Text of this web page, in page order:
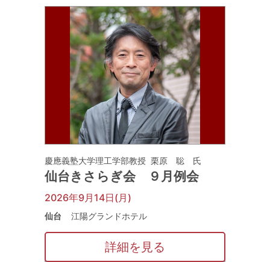
慶應義塾大学理工学部教授 栗原 聡 氏
仙台きさらぎ会 ９月例会
2026年9月14日(月)
仙台 江陽グランドホテル
詳細を見る